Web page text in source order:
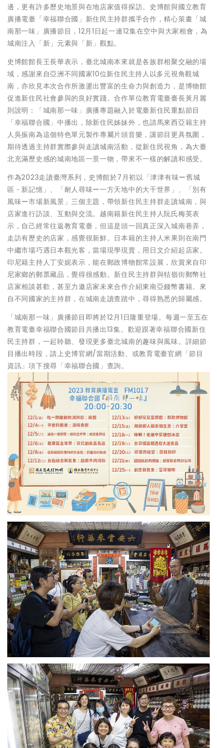
邊，更有許多歷史地景與在地店家值得探訪。史博館與國立教育
廣播電臺「幸福聯合國」新住民主持群攜手合作，精心策畫「城
南那一味」廣播節目，12月1日起一連12集在空中與大家相會，為
城南注入「新」元素與「新」觀點。
史博館館長王長華表示，臺北城南本來就是各族群相聚交融的場
域，感謝來自亞洲不同國家10位新住民主持人以多元視角觀城
南，亦欣見本次合作所激盪出豐富的生命力與創造力，是博物館
促進新住民社會參與的良好實踐。合作單位教育電臺臺長黃月麗
則說明：「城南那一味」廣播專題融入於電臺新住民重點節目
「幸福聯合國」中播出，除新住民姊妹外，也請馬來西亞籍主持
人吳振南為這個特色單元製作專屬片頭音樂，讓節目更具氛圍，
期待透過主持群實際參與走讀城南活動，從新住民視角，為大臺
北充滿歷史感的城南地區一景一物，帶來不一樣的解讀和感受。
作為2023走讀臺灣系列，史博館於7月初以「津津有味ー舊城
區・新記憶」、「耐人尋味ー一方天地中的大千世界」、「別有
風味ー市場新風景」三個主題，帶領新住民主持群走讀城南，與
店家進行訪談、互動與交流。越南籍新住民主持人阮氏梅英表
示，自己經常往返教育電臺，但這是頭一回真正深入城南巷弄，
走訪有歷史的店家，感覺很新鮮。日本籍的主持人米果則在南門
中繼市場巧遇日本觀光客，當場現學現賣，用日文介紹起店家。
印尼籍主持人丁安妮表示，能在郵政博物館常設展，欣賞來自印
尼家鄉的郵票藏品，覺得很感動。新住民主持群與牯嶺街郵幣社
店家相談甚歡，甚至力邀店家未來合作介紹東南亞錢幣書籍。來
自不同國家的主持群，在城南走讀查踏中，尋得熟悉的歸屬感。
「城南那一味」廣播節目即將於12月1日隆重登場。每週一至五在
教育電臺幸福聯合國節目共播出13集。歡迎跟著幸福聯合國新住
民主持群，一起聆聽、發現更多臺北城南的趣味與風味。詳細節
目播出時段，請上史博官網/當期活動、或教育電臺官網「節目
資訊」項下搜尋「幸福聯合國」查詢。